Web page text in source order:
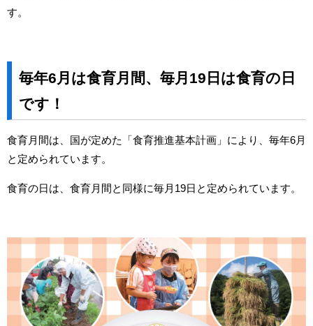
す。
毎年6月は食育月間、毎月19日は食育の日
です！
食育月間は、国が定めた「食育推進基本計画」により、毎年6月
と定められています。
食育の日は、食育月間と同様に毎月19日と定められています。